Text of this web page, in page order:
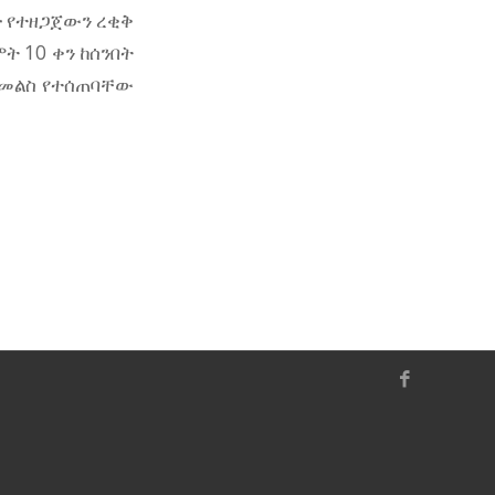
የተዘጋጀውን ረቂቅ
10 ቀን ከሰንበት
የተሰጠባቸው